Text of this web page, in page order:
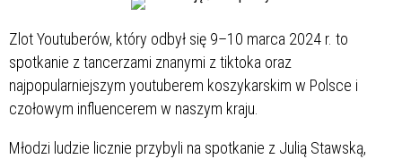
Zlot Youtuberów, który odbył się 9–10 marca 2024 r. to
spotkanie z tancerzami znanymi z tiktoka oraz
najpopularniejszym youtuberem koszykarskim w Polsce i
czołowym influencerem w naszym kraju.
Młodzi ludzie licznie przybyli na spotkanie z Julią Stawską,